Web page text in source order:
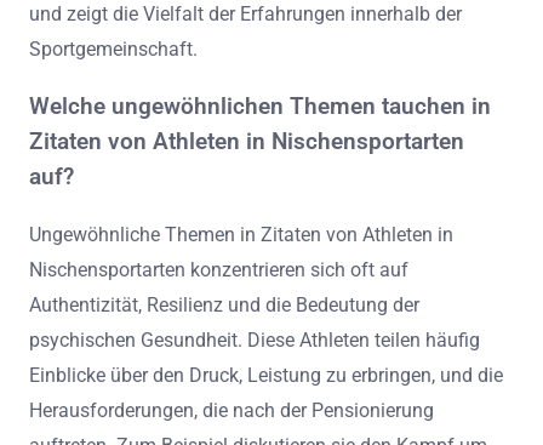
und zeigt die Vielfalt der Erfahrungen innerhalb der
Sportgemeinschaft.
Welche ungewöhnlichen Themen tauchen in
Zitaten von Athleten in Nischensportarten
auf?
Ungewöhnliche Themen in Zitaten von Athleten in
Nischensportarten konzentrieren sich oft auf
Authentizität, Resilienz und die Bedeutung der
psychischen Gesundheit. Diese Athleten teilen häufig
Einblicke über den Druck, Leistung zu erbringen, und die
Herausforderungen, die nach der Pensionierung